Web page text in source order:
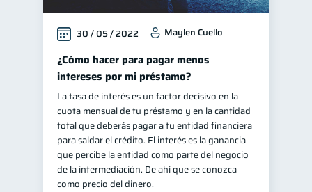
30 / 05 / 2022 Maylen Cuello
¿Cómo hacer para pagar menos
intereses por mi préstamo?
La tasa de interés es un factor decisivo en la
cuota mensual de tu préstamo y en la cantidad
total que deberás pagar a tu entidad financiera
para saldar el crédito. El interés es la ganancia
que percibe la entidad como parte del negocio
de la intermediación. De ahí que se conozca
como precio del dinero.